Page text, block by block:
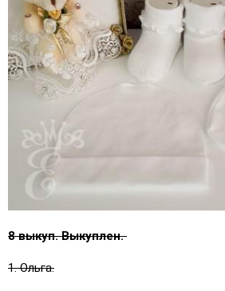
8 выкуп. Выкуплен.
1. Ольга.